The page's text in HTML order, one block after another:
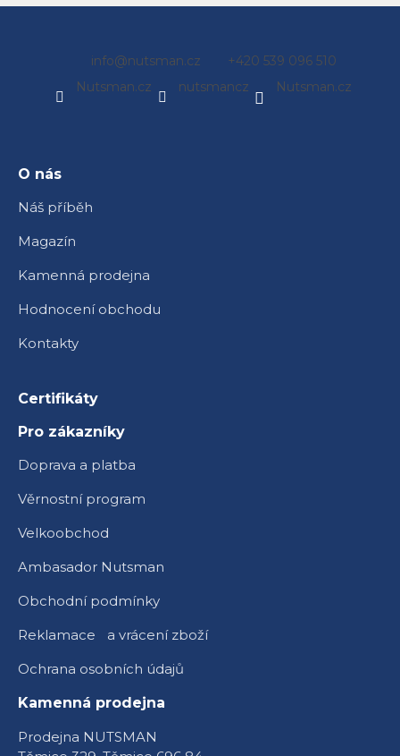
info@nutsman.cz
+420 539 096 510
Nutsman.cz
nutsmancz Nutsman.cz
O nás
Náš příběh
Magazín
Kamenná prodejna
Hodnocení obchodu
Kontakty
Certifikáty
Pro zákazníky
Doprava a platba
Věrnostní program
Velkoobchod
Ambasador Nutsman
Obchodní podmínky
Reklamace a vrácení zboží
Ochrana osobních údajů
Kamenná prodejna
Prodejna NUTSMAN